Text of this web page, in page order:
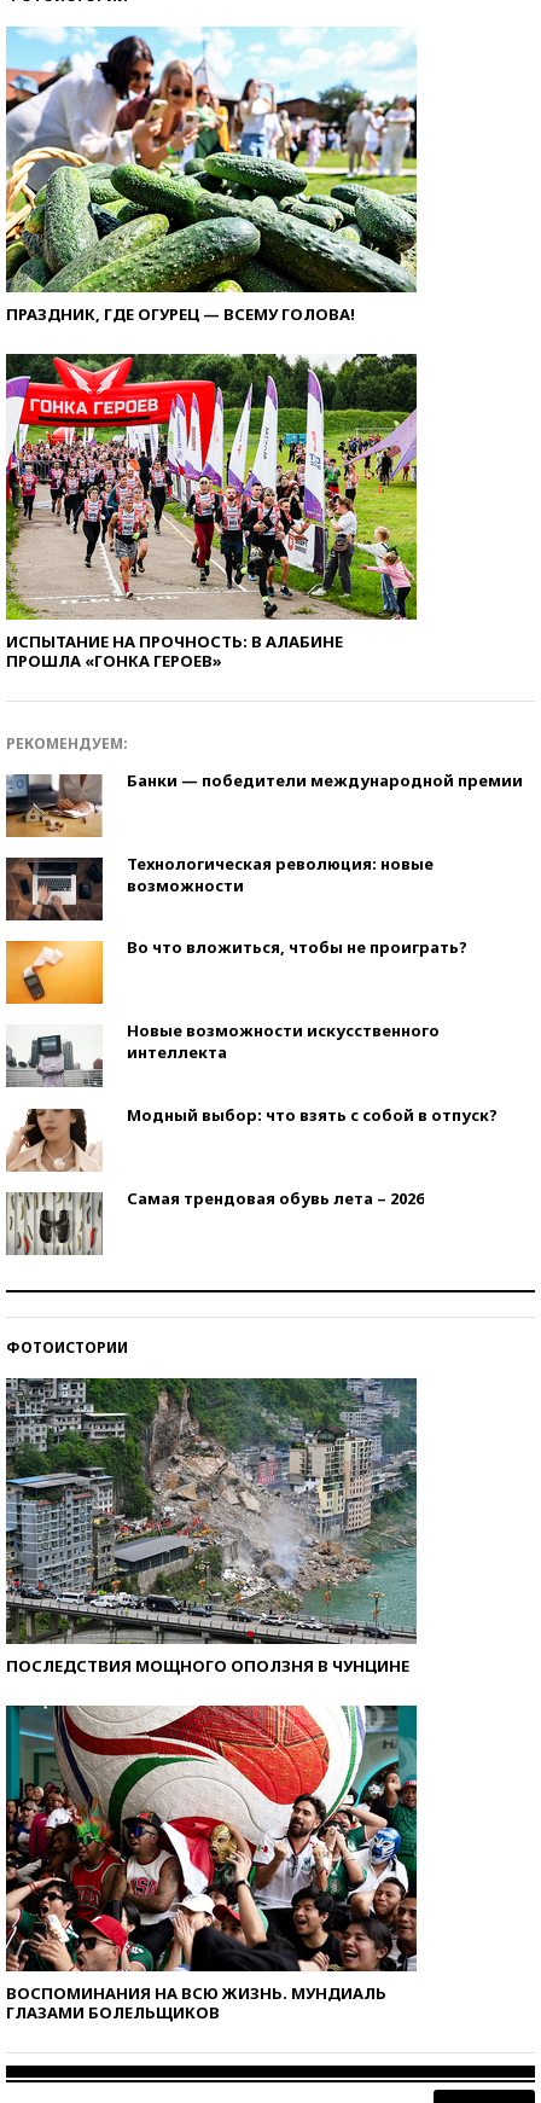
ПРАЗДНИК, ГДЕ ОГУРЕЦ — ВСЕМУ ГОЛОВА!
ИСПЫТАНИЕ НА ПРОЧНОСТЬ: В АЛАБИНЕ
ПРОШЛА «ГОНКА ГЕРОЕВ»
РЕКОМЕНДУЕМ:
Банки — победители международной премии
Технологическая революция: новые
возможности
Во что вложиться, чтобы не проиграть?
Новые возможности искусственного
интеллекта
Модный выбор: что взять с собой в отпуск?
Самая трендовая обувь лета – 2026
ФОТОИСТОРИИ
ПОСЛЕДСТВИЯ МОЩНОГО ОПОЛЗНЯ В ЧУНЦИНЕ
ВОСПОМИНАНИЯ НА ВСЮ ЖИЗНЬ. МУНДИАЛЬ
ГЛАЗАМИ БОЛЕЛЬЩИКОВ